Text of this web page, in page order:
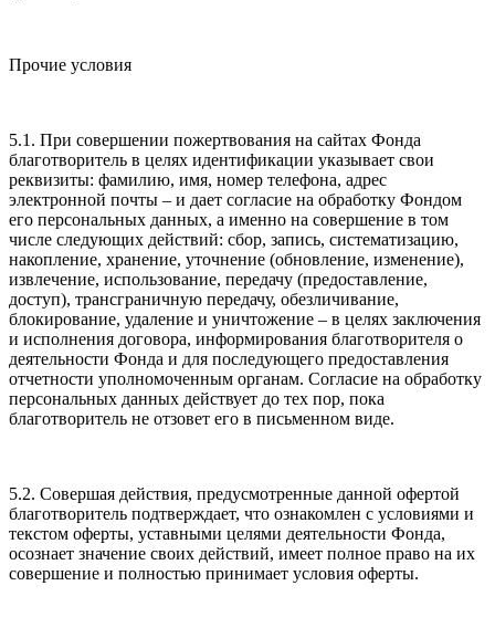
Прочие условия
5.1. При совершении пожертвования на сайтах Фонда
благотворитель в целях идентификации указывает свои
реквизиты: фамилию, имя, номер телефона, адрес
электронной почты – и дает согласие на обработку Фондом
его персональных данных, а именно на совершение в том
числе следующих действий: сбор, запись, систематизацию,
накопление, хранение, уточнение (обновление, изменение),
извлечение, использование, передачу (предоставление,
доступ), трансграничную передачу, обезличивание,
блокирование, удаление и уничтожение – в целях заключения
и исполнения договора, информирования благотворителя о
деятельности Фонда и для последующего предоставления
отчетности уполномоченным органам. Согласие на обработку
персональных данных действует до тех пор, пока
благотворитель не отзовет его в письменном виде.
5.2. Совершая действия, предусмотренные данной офертой
благотворитель подтверждает, что ознакомлен с условиями и
текстом оферты, уставными целями деятельности Фонда,
осознает значение своих действий, имеет полное право на их
совершение и полностью принимает условия оферты.